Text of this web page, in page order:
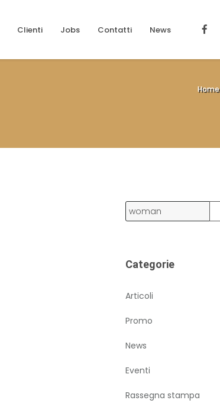
Clienti Jobs Contatti News
Home
Categorie
Articoli
Promo
News
Eventi
Rassegna stampa